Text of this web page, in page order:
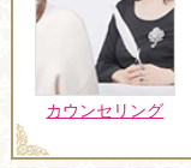
カウンセリング